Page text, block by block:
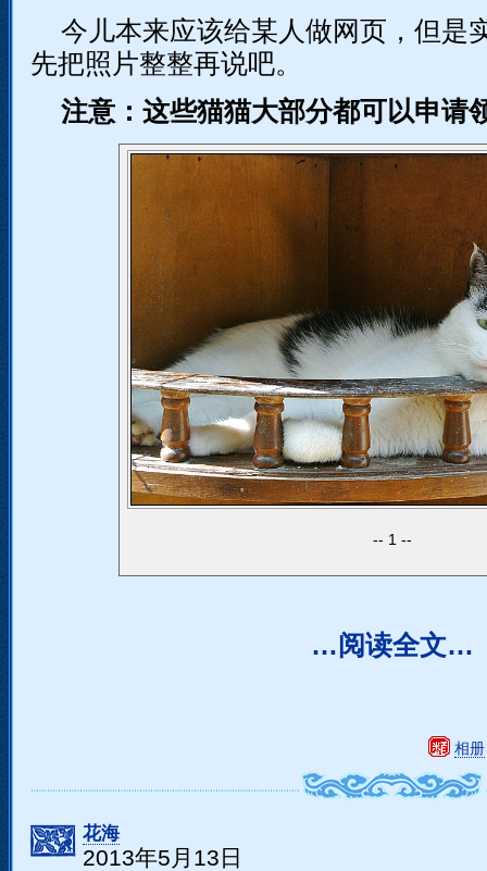
今儿本来应该给某人做网页，但是
先把照片整整再说吧。
注意：这些猫猫大部分都可以申请
1
…阅读全文…
相册
花海
2013年5月13日